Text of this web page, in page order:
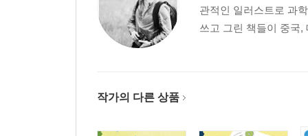
관적인 일러스트로 과
쓰고 그린 책들이 중국,
작가의 다른 상품